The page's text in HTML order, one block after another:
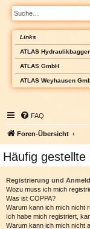
Links
ATLAS Hydraulikbagger
ATLAS GmbH
ATLAS Weyhausen
FAQ
Foren-Übersicht
Häufig gestellte
Registrierung und
Wozu muss ich mich
Was ist COPPA?
Warum kann ich mich nicht
Ich habe mich registriert,
Warum kann ich mich nicht